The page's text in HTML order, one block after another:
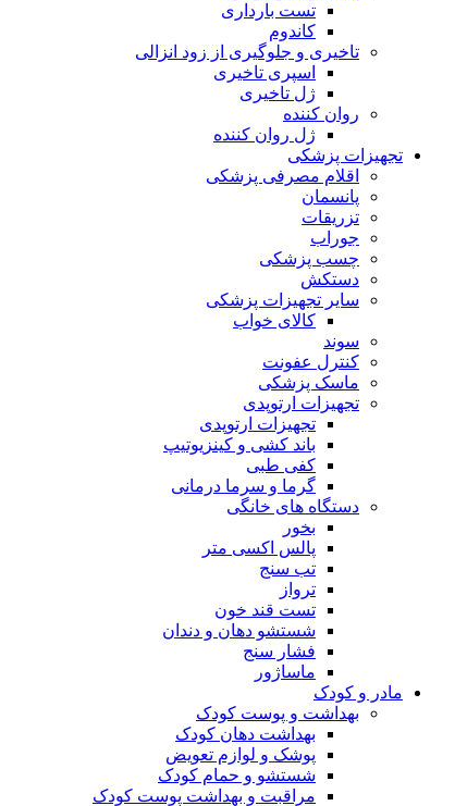
تست بارداری
کاندوم
تاخیری و جلوگیری از زود انزالی
اسپری تاخیری
ژل تاخیری
روان کننده
ژل روان کننده
تجهیزات پزشکی
اقلام مصرفی پزشکی
پانسمان
تزریقات
جوراب
چسب پزشکی
دستکش
سایر تجهیزات پزشکی
کالای خواب
سوند
کنترل عفونت
ماسک پزشکی
تجهیزات ارتوپدی
تجهیزات ارتوپدی
باند کشی و کینزیوتیپ
کفی طبی
گرما و سرما درمانی
دستگاه های خانگی
بخور
پالس اکسی متر
تب سنج
ترواز
تست قند خون
شستشو دهان و دندان
فشار سنج
ماساژور
مادر و کودک
بهداشت و پوست کودک
بهداشت دهان کودک
پوشک و لوازم تعویض
شستشو و حمام کودک
مراقبت و بهداشت پوست کودک